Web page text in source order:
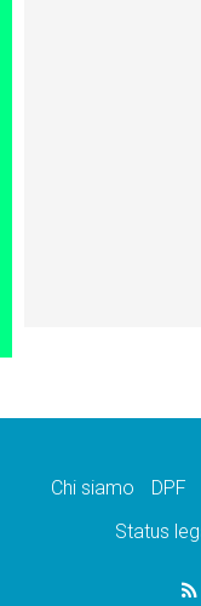
Chi siamo DPF
Status